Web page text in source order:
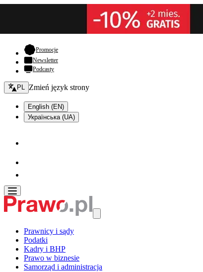
Promocje- otwiera się w nowej karcie
Newsletter
Podcasty
Zmień język - bieżący:
PL Zmień język strony
English (EN)
Українська (UA)
Prawnicy i sądy
Podatki
Kadry i BHP
Prawo w biznesie
Samorząd i administracja